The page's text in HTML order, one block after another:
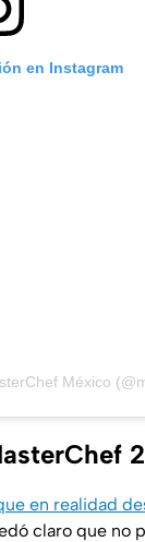
en Instagram
México
en realidad
claro que no